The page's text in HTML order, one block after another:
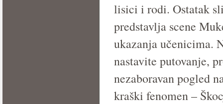
lisici i rodi. Ostatak
predstavlja scene
ukazanja učenicima.
nastavite putovanje,
nezaboravan pogled
kraški fenomen –